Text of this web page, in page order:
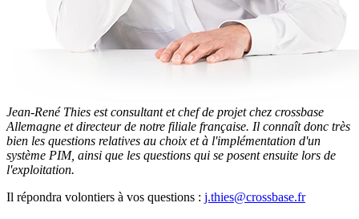
Jean-René Thies est consultant et chef de projet chez crossbase
Allemagne et directeur de notre filiale française. Il connaît donc très
bien les questions relatives au choix et à l'implémentation d'un
système PIM, ainsi que les questions qui se posent ensuite lors de
l'exploitation.
Il répondra volontiers à vos questions : j.thies@crossbase.fr